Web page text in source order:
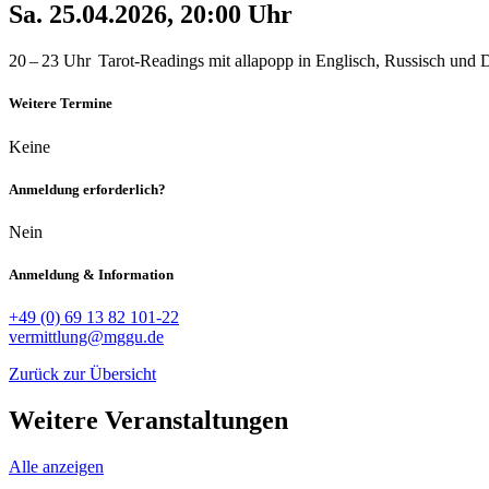
Sa. 25.04.2026, 20:00 Uhr
20 – 23 Uhr Tarot-Readings mit allapopp in Englisch, Russisch und
Weitere Termine
Keine
Anmeldung erforderlich?
Nein
Anmeldung & Information
+49 (0) 69 13 82 101-22
vermittlung@mggu.de
Zurück zur Übersicht
Weitere Veranstaltungen
Alle anzeigen